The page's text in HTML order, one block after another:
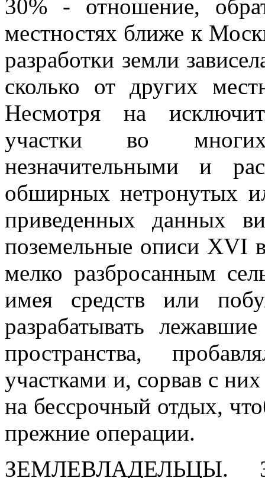
30% - отношение,
местностях ближе к
разработки земли
сколько от других
Несмотря на
участки во многих
незначительными и
обширных нетронутых
приведенных данных
поземельные описи XVI
мелко разбросанным
имея средств или
разрабатывать
пространства,
участками и, сорвав с
на бессрочный отдых,
прежние операции.
ЗЕМЛЕВЛАДЕЛЬЦЫ.